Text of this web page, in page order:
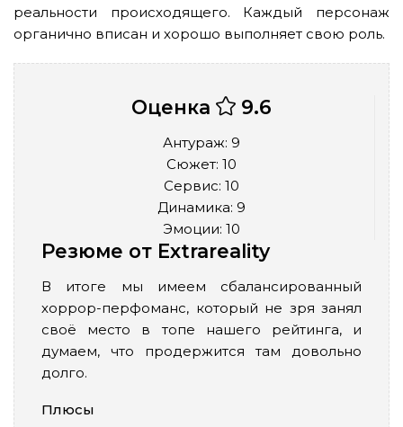
реальности происходящего. Каждый персонаж
органично вписан и хорошо выполняет свою роль.
Оценка 9.6
Антураж: 9
Сюжет: 10
Сервис: 10
Динамика: 9
Эмоции: 10
Резюме от Extrareality
В итоге мы имеем сбалансированный
хоррор-перфоманс, который не зря занял
своё место в топе нашего рейтинга, и
думаем, что продержится там довольно
долго.
Плюсы